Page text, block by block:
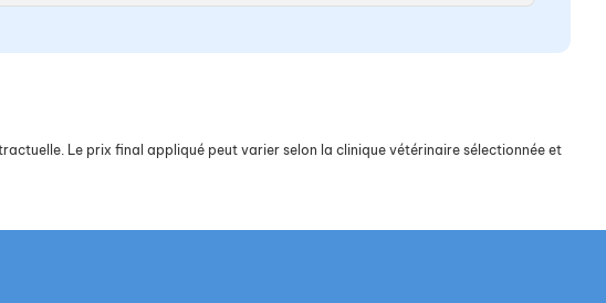
Le prix final appliqué peut varier selon la clinique vétérinaire sélectionnée et